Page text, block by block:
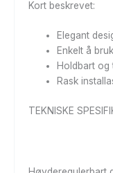
Kort beskrevet:
Elegant
Enkelt å
Holdbart og
Rask
TEKNISKE